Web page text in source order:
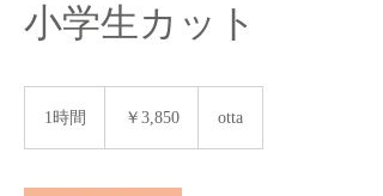
小学生カット
1時間 ￥3,850 otta